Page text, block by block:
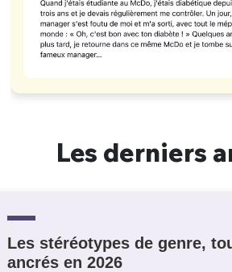
Les derniers
Les stéréotypes de genre,
ancrés en 2026